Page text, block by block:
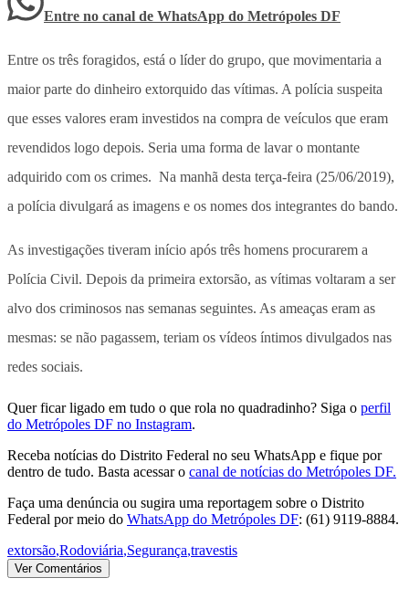
Entre no canal de WhatsApp do Metrópoles DF
Entre os três foragidos, está o líder do grupo, que movimentaria a
maior parte do dinheiro extorquido das vítimas. A polícia suspeita
que esses valores eram investidos na compra de veículos que eram
revendidos logo depois. Seria uma forma de lavar o montante
adquirido com os crimes. Na manhã desta terça-feira (25/06/2019),
a polícia divulgará as imagens e os nomes dos integrantes do bando.
As investigações tiveram início após três homens procurarem a
Polícia Civil. Depois da primeira extorsão, as vítimas voltaram a ser
alvo dos criminosos nas semanas seguintes. As ameaças eram as
mesmas: se não pagassem, teriam os vídeos íntimos divulgados nas
redes sociais.
Quer ficar ligado em tudo o que rola no quadradinho? Siga o perfil
do Metrópoles DF no Instagram.
Receba notícias do Distrito Federal no seu WhatsApp e fique por
dentro de tudo. Basta acessar o canal de notícias do Metrópoles DF.
Faça uma denúncia ou sugira uma reportagem sobre o Distrito
Federal por meio do WhatsApp do Metrópoles DF: (61) 9119-8884.
extorsão,Rodoviária,Segurança,travestis
Ver Comentários